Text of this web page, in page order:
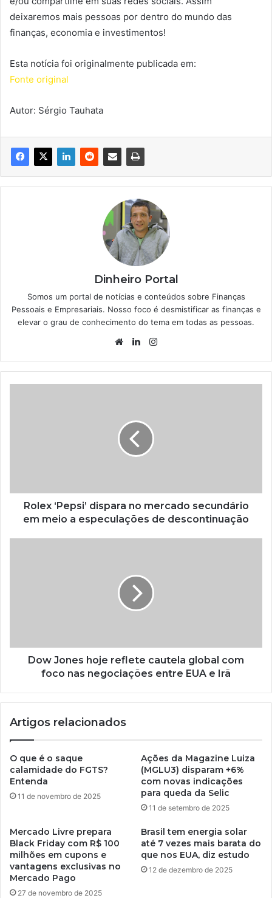
deixaremos mais pessoas por dentro do mundo das
finanças, economia e investimentos!
Esta notícia foi originalmente publicada em:
Fonte original
Autor: Sérgio Tauhata
Dinheiro Portal
Somos um portal de notícias e conteúdos sobre Finanças
Pessoais e Empresariais. Nosso foco é desmistificar as finanças e
elevar o grau de conhecimento do tema em todas as pessoas.
WebsiteLinkedin
Rolex ‘Pepsi’ dispara no mercado secundário
em meio a especulações de descontinuação
Dow Jones hoje reflete cautela global com
foco nas negociações entre EUA e Irã
Artigos relacionados
O que é o saque
calamidade do FGTS?
Entenda
11 de novembro de 2025
Ações da Magazine Luiza
(MGLU3) disparam +6%
com novas indicações
para queda da Selic
11 de setembro de 2025
Mercado Livre prepara
Black Friday com R$ 100
milhões em cupons e
vantagens exclusivas no
Mercado Pago
27 de novembro de 2025
Brasil tem energia solar
até 7 vezes mais barata do
que nos EUA, diz estudo
12 de dezembro de 2025